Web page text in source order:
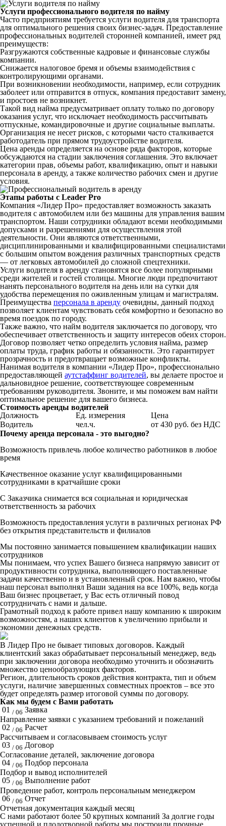
Услуги профессионального водителя по найму
Часто предприятиям требуется услуги водителя для транспорта
для оптимального решения своих бизнес-задач. Предоставление
профессиональных водителей сторонней компанией, имеет ряд
преимуществ:
Разгружаются собственные кадровые и финансовые службы
компании.
Снижается налоговое бремя и объемы взаимодействия с
контролирующими органами.
При возникновении необходимости, например, если сотрудник
заболеет или отправится в отпуск, компания предоставит замену,
и простоев не возникнет.
Такой вид найма предусматривает оплату только по договору
оказания услуг, что исключает необходимость рассчитывать
отпускные, командировочные и другие социальные выплаты.
Организация не несет рисков, с которыми часто сталкивается
работодатель при прямом трудоустройстве водителя.
Цена аренды определяется на основе ряда факторов, которые
обсуждаются на стадии заключения соглашения. Это включает
категории прав, объемы работ, квалификацию, опыт и навыки
персонала в аренду, а также количество рабочих смен и другие
условия.
Этапы работы с Leader Pro
Компания «Лидер Про» предоставляет возможность заказать
водителя с автомобилем или без машины для управления вашим
транспортом. Наши сотрудники обладают всеми необходимыми
допусками и разрешениями для осуществления этой
деятельности. Они являются ответственными,
дисциплинированными и квалифицированными специалистами
с большим опытом вождения различных транспортных средств
— от легковых автомобилей до сложной спецтехники.
Услуги водителя в аренду становятся все более популярными
среди жителей и гостей столицы. Многие люди предпочитают
нанять персонального водителя на день или на сутки для
удобства перемещения по оживленным улицам и магистралям.
Преимущества персонала в аренду очевидны, данный подход
позволяет клиентам чувствовать себя комфортно и безопасно во
время поездок по городу.
Также важно, что найм водителя заключается по договору, что
обеспечивает ответственность и защиту интересов обеих сторон.
Договор позволяет четко определить условия найма, размер
оплаты труда, график работы и обязанности. Это гарантирует
прозрачность и предотвращает возможные конфликты.
Нанимая водителя в компании «Лидер Про», профессионально
предоставляющей аутстаффинг водителей, вы делаете простое и
дальновидное решение, соответствующее современным
требованиям руководителя. Звоните, и мы поможем вам найти
оптимальное решение для вашего бизнеса.
Стоимость аренды водителей
Должность
Ед. измерения
Цена
Водитель
чел.ч.
от 430 руб. без НДС
Почему аренда персонала - это выгодно?
Возможность привлечь любое количество работников в любое
время
Качественное оказание услуг квалифицированными
сотрудниками в кратчайшие сроки
С Заказчика снимается вся социальная и юридическая
ответственность за рабочих
Возможность предоставления услуги в различных регионах РФ
без открытия представительств и филиалов
Мы постоянно занимается повышением квалификации наших
сотрудников
Мы понимаем, что успех Вашего бизнеса напрямую зависит от
продуктивности сотрудника, выполняющего поставленные
задачи качественно и в установленный срок. Нам важно, чтобы
наш персонал выполнял Ваши задания на все 100%, ведь когда
Ваш бизнес процветает, у Вас есть отличный повод
сотрудничать с нами и дальше.
Грамотный подход к работе привел нашу компанию к широким
возможностям, а наших клиентов к увеличению прибыли и
экономии денежных средств.
В Лидер Про не бывает типовых договоров. Каждый
клиентский заказ обрабатывает персональный менеджер, ведь
при заключении договора необходимо уточнить и обозначить
множество ценообразующих факторов.
Регион, длительность сроков действия контракта, тип и объем
услуги, наличие завершенных совместных проектов – все это
будет определять размер итоговой суммы по договору.
Как мы будем с Вами работать
01 / 06 Заявка
Направление заявки с указанием требований и пожеланий
02 / 06 Расчет
Рассчитываем и согласовываем стоимость услуг
03 / 06 Договор
Согласование деталей, заключение договора
04 / 06 Подбор персонала
Подбор и вывод исполнителей
05 / 06 Выполнение работ
Проведение работ, контроль персональным менеджером
06 / 06 Отчет
Отчетная документация каждый месяц
C нами работают более 50 крупных компаний За долгие годы
успешной и плодотворной работы мы построили прочные